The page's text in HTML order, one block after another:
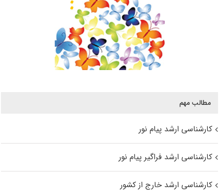
مطالب مهم
کارشناسی ارشد پیام نور
کارشناسی ارشد فراگیر پیام نور
کارشناسی ارشد خارج از کشور